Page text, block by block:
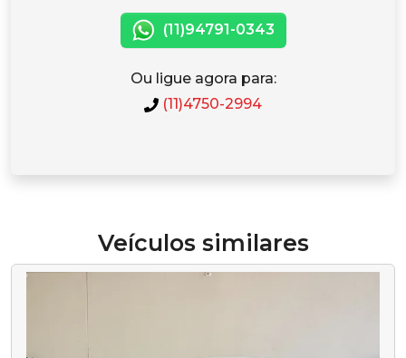
(11)94791-0343
Ou ligue agora para:
(11)4750-2994
Veículos similares